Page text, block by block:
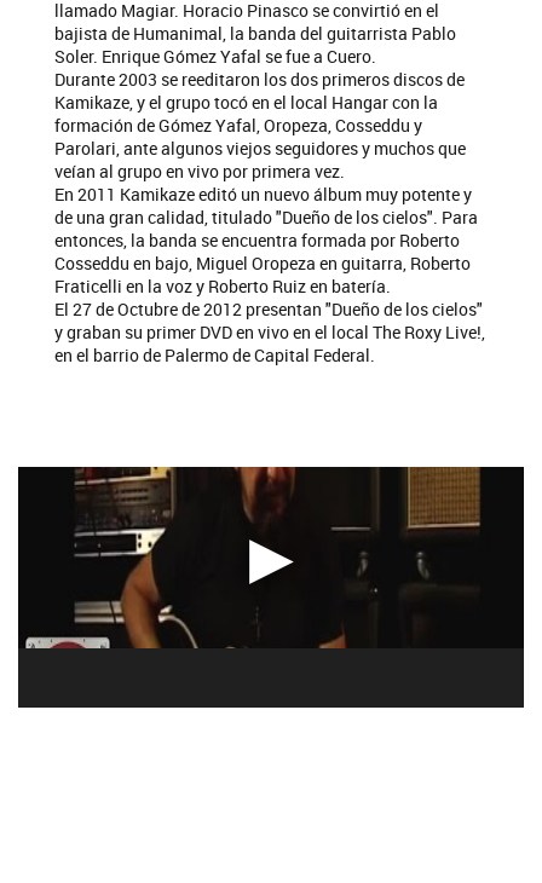
llamado Magiar. Horacio Pinasco se convirtió en el
bajista de Humanimal, la banda del guitarrista Pablo
Soler. Enrique Gómez Yafal se fue a Cuero.
Durante 2003 se reeditaron los dos primeros discos de
Kamikaze, y el grupo tocó en el local Hangar con la
formación de Gómez Yafal, Oropeza, Cosseddu y
Parolari, ante algunos viejos seguidores y muchos que
veían al grupo en vivo por primera vez.
En 2011 Kamikaze editó un nuevo álbum muy potente y
de una gran calidad, titulado "Dueño de los cielos". Para
entonces, la banda se encuentra formada por Roberto
Cosseddu en bajo, Miguel Oropeza en guitarra, Roberto
Fraticelli en la voz y Roberto Ruiz en batería.
El 27 de Octubre de 2012 presentan "Dueño de los cielos"
y graban su primer DVD en vivo en el local The Roxy Live!,
en el barrio de Palermo de Capital Federal.